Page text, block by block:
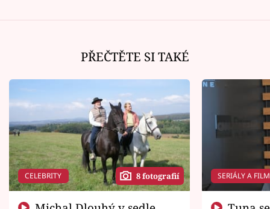
PŘEČTĚTE SI TAKÉ
CELEBRITY 8 fotografií SERIÁLY A